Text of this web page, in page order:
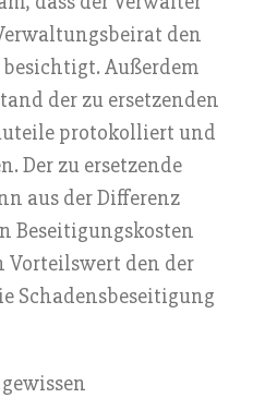
den
Außerdem
der zu ersetzenden
protokolliert und
Der zu ersetzende
aus der Differenz
Beseitigungskosten
Vorteilswert den der
Schadensbeseitigung